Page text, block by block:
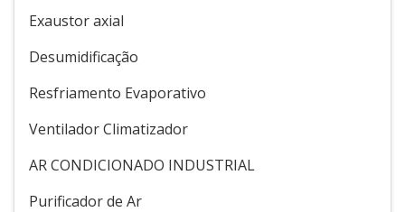
Exaustor axial
Desumidificação
Resfriamento Evaporativo
Ventilador Climatizador
AR CONDICIONADO INDUSTRIAL
Purificador de Ar